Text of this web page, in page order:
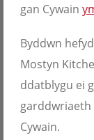
gan Cywain
Byddwn
Mostyn
ddatblygu ei
garddwriaeth
Cywain.